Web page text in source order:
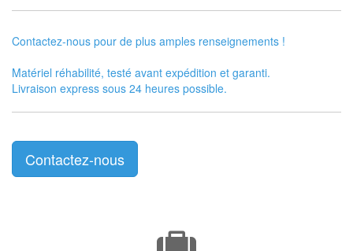
Contactez-nous pour de plus amples renseignements !
Matériel réhabilité, testé avant expédition et garanti.
Livraison express sous 24 heures possible.
Contactez-nous